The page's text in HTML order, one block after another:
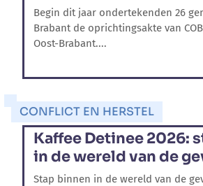
Begin dit jaar ondertekenden 26
Brabant de oprichtingsakte van
Oost-Brabant....
CONFLICT EN HERSTEL
Kaffee Detinee 2026:
in de wereld van de
Stap binnen in de wereld van de